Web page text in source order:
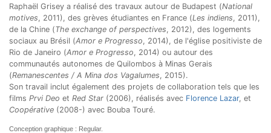
Raphaël Grisey a réalisé des travaux autour de Budapest (National
motives, 2011), des grèves étudiantes en France (Les indiens, 2011),
de la Chine (The exchange of perspectives, 2012), des logements
sociaux au Brésil (Amor e Progresso, 2014), de l'église positiviste de
Rio de Janeiro (Amor e Progresso, 2014) ou autour des
communautés autonomes de Quilombos à Minas Gerais
(Remanescentes / A Mina dos Vagalumes, 2015).
Son travail inclut également des projets de collaboration tels que les
films Prvi Deo et Red Star (2006), réalisés avec Florence Lazar, et
Coopérative (2008-) avec Bouba Touré.
Conception graphique : Regular.